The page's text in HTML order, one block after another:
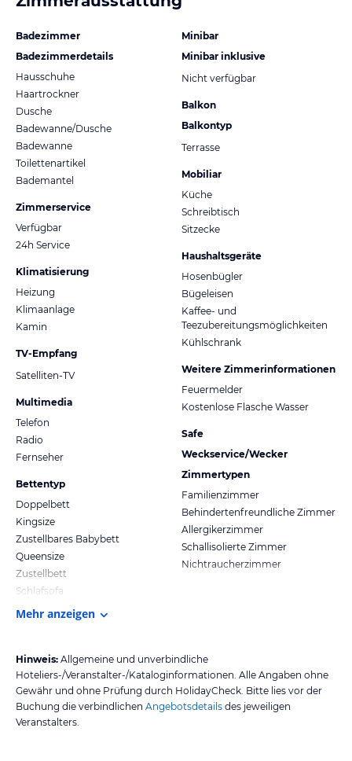
Badezimmer
Badezimmerdetails
Hausschuhe
Haartrockner
Dusche
Badewanne/Dusche
Badewanne
Toilettenartikel
Bademantel
Zimmerservice
Verfügbar
24h Service
Klimatisierung
Heizung
Klimaanlage
Kamin
TV-Empfang
Satelliten-TV
Multimedia
Telefon
Radio
Fernseher
Bettentyp
Doppelbett
Kingsize
Zustellbares Babybett
Queensize
Zustellbett
Schlafsofa
Minibar
Minibar inklusive
Nicht verfügbar
Balkon
Balkontyp
Terrasse
Mobiliar
Küche
Schreibtisch
Sitzecke
Haushaltsgeräte
Hosenbügler
Bügeleisen
Kaffee- und
Teezubereitungsmöglichkeiten
Kühlschrank
Weitere Zimmerinformationen
Feuermelder
Kostenlose Flasche Wasser
Safe
Weckservice/Wecker
Zimmertypen
Familienzimmer
Behindertenfreundliche Zimmer
Allergikerzimmer
Schallisolierte Zimmer
Nichtraucherzimmer
Mehr anzeigen
Hinweis: Allgemeine und unverbindliche
Hoteliers-/Veranstalter-/Kataloginformationen. Alle Angaben ohne
Gewähr und ohne Prüfung durch HolidayCheck. Bitte lies vor der
Buchung die verbindlichen Angebotsdetails des jeweiligen
Veranstalters.